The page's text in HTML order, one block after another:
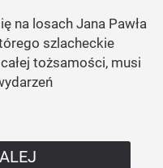
na losach Jana Pawła
szlacheckie
tożsamości, musi